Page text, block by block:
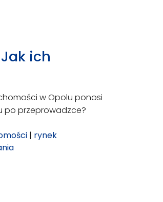
ich
w Opolu ponosi
po przeprowadzce?
| rynek